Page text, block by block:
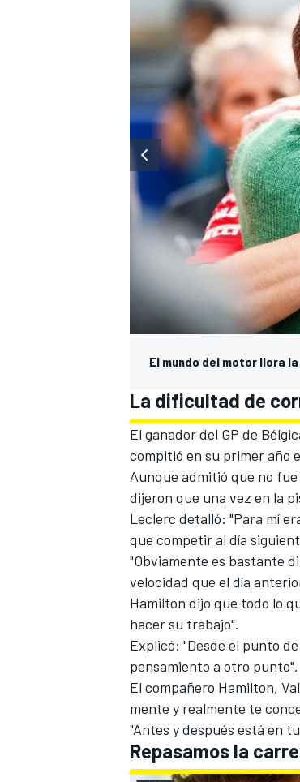
MÁS CATEGORÍAS
El mundo del motor llora
La dificultad de
El ganador del GP de
compitió en su primer año
Aunque admitió que no
dijeron que una vez en la
Leclerc detalló: "Para mí
que competir al día
"Obviamente es bastante
velocidad que el día
Hamilton dijo que todo lo
hacer su trabajo".
Explicó: "Desde el punto
pensamiento a otro punto".
El compañero Hamilton,
mente y realmente te
"Antes y después está en
Repasamos la